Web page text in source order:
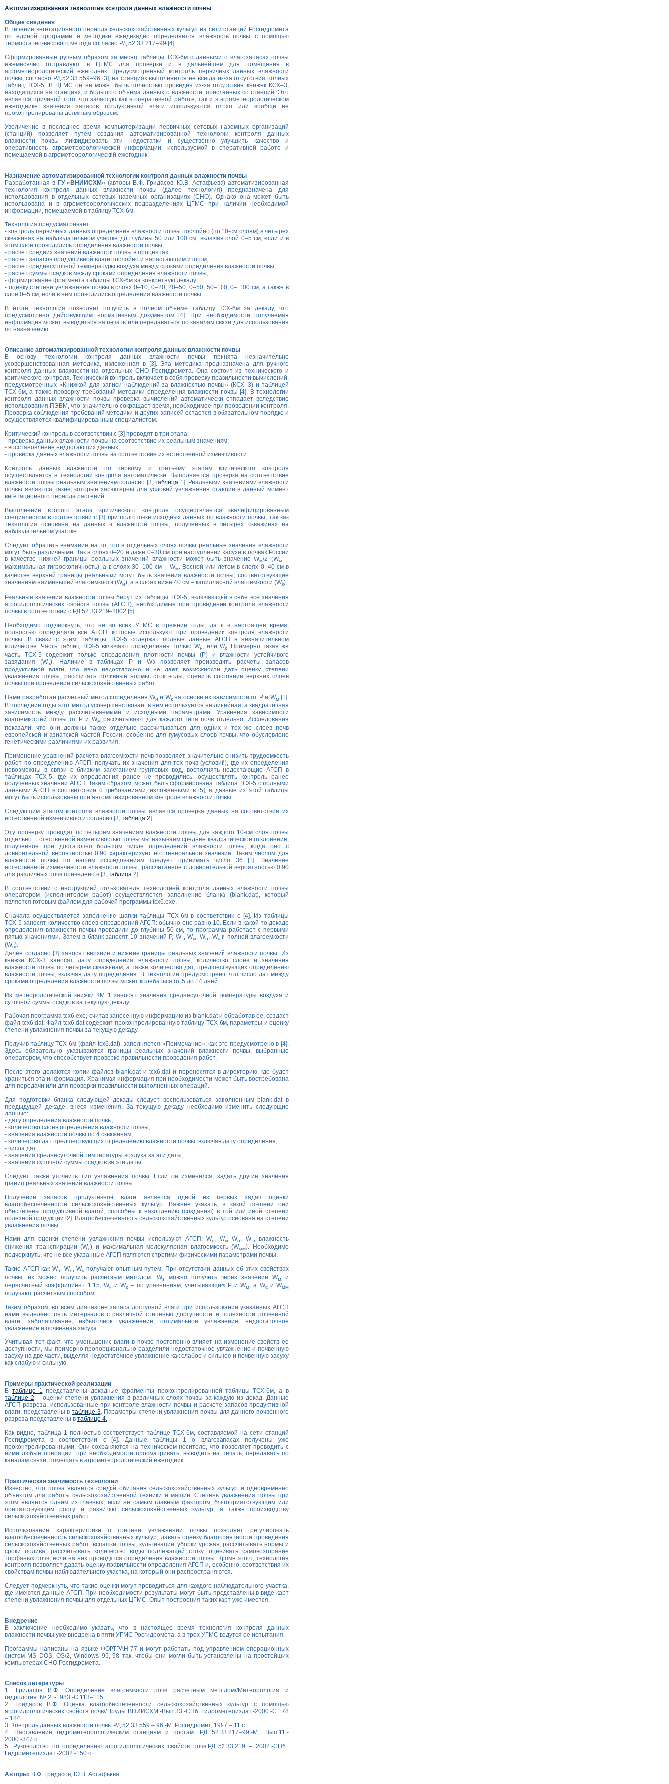
Автоматизированная технология контроля данных влажности почвы
Общие сведения
В течение вегетационного периода сельскохозяйственных культур на сети станций Росгидромета
по единой программе и методике ежедекадно определяется влажность почвы с помощью
термостатно-весового метода согласно РД 52.33.217–99 [4].
Сформированные ручным образом за месяц таблицы ТСХ-6м с данными о влагозапасах почвы
ежемесячно отправляют в ЦГМС для проверки и в дальнейшем для помещения в
агрометеорологический ежегодник. Предусмотренный контроль первичных данных влажности
почвы, согласно РД 52.33.559–96 [3], на станциях выполняется не всегда из-за отсутствия полных
таблиц ТСХ-5. В ЦГМС он не может быть полностью проведен из-за отсутствия книжек КСХ–3,
находящихся на станциях, и большого объема данных о влажности, присланных со станций. Это
является причиной того, что зачастую как в оперативной работе, так и в агрометеорологическом
ежегоднике значения запасов продуктивной влаги используются плохо или вообще не
проконтролированы должным образом.
Увеличение в последнее время компьютеризации первичных cетевых наземных организаций
(станций) позволяет путем создания автоматизированной технологии контроля данных
влажности почвы ликвидировать эти недостатки и существенно улучшить качество и
оперативность агрометеорологической информации, используемой в оперативной работе и
помещаемой в агрометеорологический ежегодник.
Назначение автоматизированной технологии контроля данных влажности почвы
Разработанная в ГУ «ВНИИСХМ» (авторы В.Ф. Гридасов, Ю.В. Астафьева) автоматизированная
технология контроля данных влажности почвы (далее технология) предназначена для
использования в отдельных сетевых наземных организациях (СНО). Однако она может быть
использована и в агрометеорологических подразделениях ЦГМС при наличии необходимой
информации, помещаемой в таблицу ТСХ-6м.
Технология предусматривает:
- контроль первичных данных определения влажности почвы послойно (по 10-см слоям) в четырех
скважинах на наблюдательном участке до глубины 50 или 100 см, включая слой 0–5 см, если и в
этом слое проводились определения влажности почвы;
- расчет средних значений влажности почвы в процентах;
- расчет запасов продуктивной влаги послойно и нарастающим итогом;
- расчет среднесуточной температуры воздуха между сроками определения влажности почвы;
- расчет суммы осадков между сроками определения влажности почвы;
- формирование фрагмента таблицы ТСХ-6м за конкретную декаду;
- оценку степени увлажнения почвы в слоях 0–10, 0–20, 20–50, 0–50, 50–100, 0– 100 см, а также в
слое 0–5 см, если в нем проводились определения влажности почвы.
В итоге технология позволяет получить в полном объеме таблицу ТСХ-6м за декаду, что
предусмотрено действующим нормативным документом [4]. При необходимости получаемая
информация может выводиться на печать или передаваться по каналам связи для использования
по назначению.
Описание автоматизированной технологии контроля данных влажности почвы
В основу технологии контроля данных влажности почвы принята незначительно
усовершенствованная методика, изложенная в [3]. Эта методика предназначена для ручного
контроля данных влажности на отдельных СНО Росгидромета. Она состоит из технического и
критического контроля. Технический контроль включает в себя проверку правильности вычислений,
предусмотренных «Книжкой для записи наблюдений за влажностью почвы» (КСХ–3) и таблицей
ТСХ-6м, а также проверку требований методики определения влажности почвы [4]. В технологии
контроля данных влажности почвы проверка вычислений автоматически отпадает вследствие
использования ПЭВМ, что значительно сокращает время, необходимое при проведении контроля.
Проверка соблюдения требований методики и других записей остается в обязательном порядке и
осуществляется квалифицированным специалистом.
Критический контроль в соответствии с [3] проводят в три этапа:
- проверка данных влажности почвы на соответствие их реальным значениям;
- восстановление недостающих данных;
- проверка данных влажности почвы на соответствие их естественной изменчивости.
Контроль данных влажности по первому и третьему этапам критического контроля
осуществляется в технологии контроля автоматически. Выполняется проверка на соответствие
влажности почвы реальным значениям согласно [3, таблица 1]. Реальными значениями влажности
почвы являются такие, которые характерны для условий увлажнения станции в данный момент
вегетационного периода растений.
Выполнение второго этапа критического контроля осуществляется квалифицированным
специалистом в соответствии с [3] при подготовке исходных данных по влажности почвы, так как
технология основана на данных о влажности почвы, полученных в четырех скважинах на
наблюдательном участке.
Следует обратить внимание на то, что в отдельных слоях почвы реальные значения влажности
могут быть различными. Так в слоях 0–20 и даже 0–30 см при наступлении засухи в почвах России
в качестве нижней границы реальных значений влажности может быть значение Wм/2 (Wм–
максимальная гигроскопичность), а в слоях 30–100 см – Wм. Весной или летом в слоях 0–40 см в
качестве верхней границы реальными могут быть значения влажности почвы, соответствующие
значениям наименьшей влагоемкости (Wн), а в слоях ниже 40 см – капиллярной влагоемкости (Wк).
Реальные значения влажности почвы берут из таблицы ТСХ-5, включающей в себя все значения
агрогидрологических свойств почвы (АГСП), необходимые при проведении контроля влажности
почвы в соответствии с РД 52.33.219–2002 [5].
Необходимо подчеркнуть, что не во всех УГМС в прежние годы, да и в настоящее время,
полностью определяли все АГСП, которые используют при проведении контроля влажности
почвы. В связи с этим, таблицы ТСХ-5 содержат полные данные АГСП в незначительном
количестве. Часть таблиц ТСХ-5 включают определения только Wн, или Wк. Примерно такая же
часть ТСХ-5 содержит только определения плотности почвы (Р) и влажности устойчивого
завядания (Wз). Наличие в таблицах Р и Wз позволяет производить расчеты запасов
продуктивной влаги, что явно недостаточно и не дает возможности дать оценку степени
увлажнения почвы, рассчитать поливные нормы, сток воды, оценить состояние верхних слоев
почвы при проведении сельскохозяйственных работ.
Нами разработан расчетный метод определения Wн и Wкна основе их зависимости от Р и Wм[1].
В последние годы этот метод усовершенствован: в нем используется не линейная, а квадратичная
зависимость между рассчитываемыми и исходными параметрами. Уравнения зависимости
влагоемкостей почвы от Р и Wмрассчитывают для каждого типа почв отдельно. Исследования
показали, что они должны также отдельно рассчитываться для одних и тех же слоев почв
европейской и азиатской частей России, особенно для гумусовых слоев почвы, что обусловлено
генетическими различиями их развития.
Применение уравнений расчета влагоемкости почв позволяет значительно снизить трудоемкость
работ по определению АГСП, получать их значения для тех почв (условий), где их определения
невозможны в связи с близким залеганием грунтовых вод, восполнять недостающие АГСП в
таблицах ТСХ-5, где их определения ранее не проводились, осуществлять контроль ранее
полученных значений АГСП. Таким образом, может быть сформирована таблица ТСХ-5 с полными
данными АГСП в соответствии с требованиями, изложенными в [5], а данные из этой таблицы
могут быть использованы при автоматизированном контроле влажности почвы.
Следующим этапом контроля влажности почвы является проверка данных на соответствие их
естественной изменчивости согласно [3, таблица 2].
Эту проверку проводят по четырем значениям влажности почвы для каждого 10-см слоя почвы
отдельно. Естественной изменчивостью почвы мы называем среднее квадратическое отклонение,
полученное при достаточно большом числе определений влажности почвы, когда оно с
доверительной вероятностью 0.90 характеризует его генеральное значение. Таким числом для
влажности почвы по нашим исследованиям следует принимать число 36 [1]. Значение
естественной изменчивости влажности почвы, рассчитанное с доверительной вероятностью 0,90
для различных почв приведено в [3, таблица 2].
В соответствии с инструкцией пользователя технологией контроля данных влажности почвы
оператором (исполнителем работ) осуществляется заполнение бланка (blank.dat), который
является готовым файлом для рабочей программы tcx6.exe.
Сначала осуществляется заполнение шапки таблицы ТСХ-6м в соответствии с [4]. Из таблицы
ТСХ-5 заносят количество слоев определений АГСП: обычно оно равно 10. Если в какой-то декаде
определения влажности почвы проводили до глубины 50 см, то программа работает с первыми
пятью значениями. Затем в бланк заносят 10 значений Р, Wз , Wм , Wн , Wки полной влагоемкости
(Wп).
Далее согласно [3] заносят верхние и нижние границы реальных значений влажности почвы. Из
книжки КСХ-3 заносят дату определения влажности почвы, количество слоев и значения
влажности почвы по четырем скважинам, а также количество дат, предшествующих определению
влажности почвы, включая дату определения. В технологии предусмотрено, что число дат между
сроками определения влажности почвы может колебаться от 5 до 14 дней.
Из метеорологической книжки КМ 1 заносят значения среднесуточной температуры воздуха и
суточной суммы осадков за текущую декаду.
Рабочая программа tcx6.exe, считав занесенную информацию из blank.dat и обработав ее, создаст
файл tcx6.dat. Файл tcx6.dat содержит проконтролированную таблицу ТСХ-6м, параметры и оценку
степени увлажнения почвы за текущую декаду.
Получив таблицу ТСХ-6м (файл tcx6.dat), заполняется «Примечание», как это предусмотрено в [4].
Здесь обязательно указываются границы реальных значений влажности почвы, выбранные
оператором, что способствует проверке правильности проведения работ.
После этого делаются копии файлов blank.dat и tcx6.dat и переносятся в директорию, где будет
храниться эта информация. Хранимая информация при необходимости может быть востребована
для передачи или для проверки правильности выполненных операций.
Для подготовки бланка следующей декады следует воспользоваться заполненным blank.dat в
предыдущей декаде, внеся изменения. За текущую декаду необходимо изменить следующие
данные:
- дату определения влажности почвы;
- количество слоев определения влажности почвы;
- значения влажности почвы по 4 скважинам;
- количество дат предшествующих определению влажности почвы, включая дату определения;
- числа дат;
- значения среднесуточной температуры воздуха за эти даты;
- значения суточной суммы осадков за эти даты.
Следует также уточнить тип увлажнения почвы. Если он изменился, задать другие значения
границ реальных значений влажности почвы.
Получение запасов продуктивной влаги является одной из первых задач оценки
влагообеспеченности сельскохозяйственных культур. Важнее указать, в какой степени они
обеспечены продуктивной влагой, способны к накоплению (созданию) в той или иной степени
полезной продукции [2]. Влагообеспеченность сельскохозяйственных культур основана на степени
увлажнения почвы.
Нами для оценки степени увлажнения почвы используют АГСП: Wп , Wк, Wн , Wз
, влажность
снижения транспирации (Wс) и максимальная молекулярная влагоемкость (Wмм). Необходимо
подчеркнуть, что не все указанные АГСП являются строгими физическими параметрами почвы.
Такие АГСП как Wз, Wн, Wк получают опытным путем. При отсутствии данных об этих свойствах
почвы, их можно получить расчетным методом. Wз можно получить через значение Wми
пересчетный коэффициент 1.15, Wн и Wк – по уравнениям, учитывающим Р и Wм, а Wси Wмм
получают расчетным способом.
Таким образом, во всем диапазоне запаса доступной влаги при использовании указанных АГСП
нами выделено пять интервалов с различной степенью доступности и полезности почвенной
влаги: заболачивание, избыточное увлажнение, оптимальное увлажнение, недостаточное
увлажнение и почвенная засуха.
Учитывая тот факт, что уменьшение влаги в почве постепенно влияет на изменение свойств ее
доступности, мы примерно пропорционально разделили недостаточное увлажнение и почвенную
засуху на две части, выделяя недостаточное увлажнение как слабое и сильное и почвенную засуху
как слабую и сильную.
Примеры практической реализации
В таблице 1 представлены декадные фрагменты проконтролированной таблицы ТСХ-6м, а в
таблице 2 – оценки степени увлажнения в различных слоях почвы за каждую из декад. Данные
АГСП разреза, использованные при контроле влажности почвы и расчете запасов продуктивной
влаги, представлены в таблице 3. Параметры степени увлажнения почвы для данного почвенного
разреза представлены в таблице 4.
Как видно, таблица 1 полностью соответствует таблице ТСХ-6м, составляемой на сети станций
Росгидромета в соответствии с [4]. Данные таблицы 1 о влагозапасах получены уже
проконтролированными. Они сохраняются на техническом носителе, что позволяет проводить с
ними любые операции: при необходимости просматривать, выводить на печать, передавать по
каналам связи, помещать в агрометеорологический ежегодник.
Практическая значимость технологии
Известно, что почва является средой обитания сельскохозяйственных культур и одновременно
объектом для работы сельскохозяйственной техники и машин. Степень увлажнения почвы при
этом является одним из главных, если не самым главным фактором, благоприятствующим или
препятствующим росту и развитию сельскохозяйственных культур, а также производству
сельскохозяйственных работ.
Использование характеристики о степени увлажнении почвы позволяет регулировать
влагообеспеченность сельскохозяйственных культур, давать оценку благоприятности проведения
сельскохозяйственных работ: вспашки почвы, культивации, уборки урожая, рассчитывать нормы и
сроки полива, рассчитывать количество воды подлежащей стоку, оценивать самовозгорание
торфяных почв, если на них проводятся определения влажности почвы. Кроме этого, технология
контроля позволяет давать оценку правильности определения АГСП и, особенно, соответствия их
свойствам почвы наблюдательного участка, на который они распространяются.
Следует подчеркнуть, что такие оценки могут проводиться для каждого наблюдательного участка,
где имеются данные АГСП. При необходимости результаты могут быть представлены в виде карт
степени увлажнения почвы для отдельных ЦГМС. Опыт построения таких карт уже имеется.
Внедрение
В заключение необходимо указать, что в настоящее время технология контроля данных
влажности почвы уже внедрена в пяти УГМС Росгидромета, а в трех УГМС ведутся ее испытания.
Программы написаны на языке ФОРТРАН-77 и могут работать под управлением операционных
систем MS DOS, OS/2, Windows 95, 98 так, чтобы они могли быть установлены на простейших
компьютерах СНО Росгидромета.
Список литературы
1. Гридасов В.Ф. Определение влагоемкости почв расчетным методом//Метеорология и
гидрология. № 2. -1983.-С.113–115.
2. Гридасов В.Ф. Оценка влагообеспеченности сельскохозяйственных культур с помощью
агрогидрологических свойств почв// Труды ВНИИСХМ.-Вып.33.-СПб.:Гидрометеоиздат.-2000.-С.178
– 184.
3. Контроль данных влажности почвы.РД 52.33.559 – 96.-М.:Росгидромет, 1997 – 11 с.
4. Наставление гидрометеорологическим станциям и постам. РД 52.33.217–99.-М.: Вып.11.-
2000.-347 с.
5. Руководство по определению агрогидрологических свойств почв.РД 52.33.219 – 2002.-СПб.:
Гидрометеоиздат.-2002.-150 с.
Авторы: В.Ф. Гридасов, Ю.В. Астафьева